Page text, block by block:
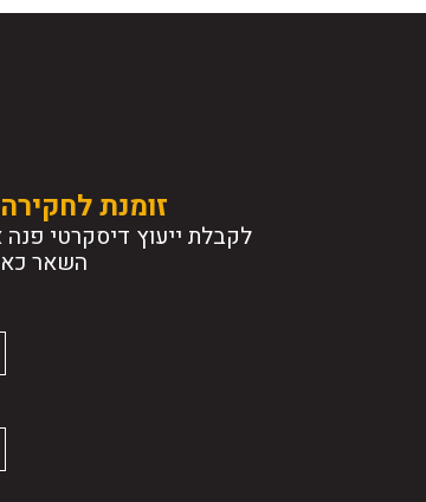
זומנת
לקבלת ייעוץ דיסקרטי פנה
השאר